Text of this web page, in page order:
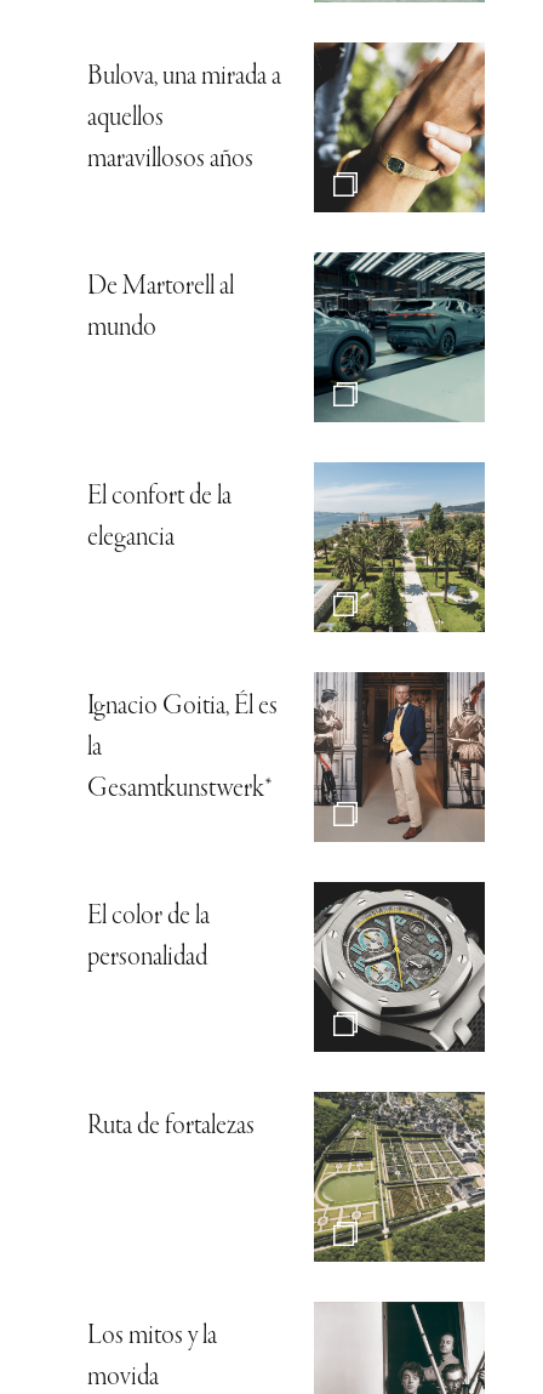
Bulova, una mirada a
aquellos
maravillosos años
De Martorell al
mundo
El confort de la
elegancia
Ignacio Goitia, Él es
la
Gesamtkunstwerk*
El color de la
personalidad
Ruta de fortalezas
Los mitos y la
movida